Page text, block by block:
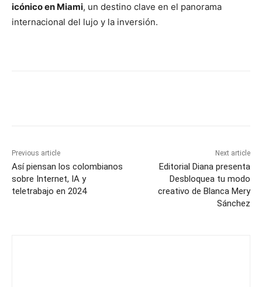
icónico en Miami, un destino clave en el panorama
internacional del lujo y la inversión.
Previous article
Así piensan los colombianos
sobre Internet, IA y
teletrabajo en 2024
Next article
Editorial Diana presenta
Desbloquea tu modo
creativo de Blanca Mery
Sánchez